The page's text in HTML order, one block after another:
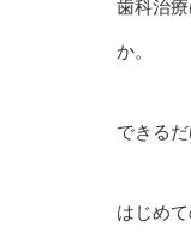
歯科治
か。
できるだ
はじめ